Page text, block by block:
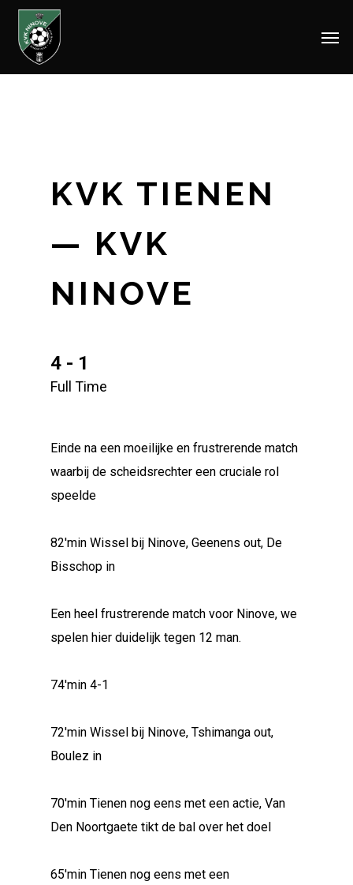
Skip
KVK TIENEN
— KVK
NINOVE
4 - 1
Full Time
Einde na een moeilijke en frustrerende match
waarbij de scheidsrechter een cruciale rol
speelde
82'min Wissel bij Ninove, Geenens out, De
Bisschop in
Een heel frustrerende match voor Ninove, we
spelen hier duidelijk tegen 12 man.
74'min 4-1
72'min Wissel bij Ninove, Tshimanga out,
Boulez in
70'min Tienen nog eens met een actie, Van
Den Noortgaete tikt de bal over het doel
65'min Tienen nog eens met een